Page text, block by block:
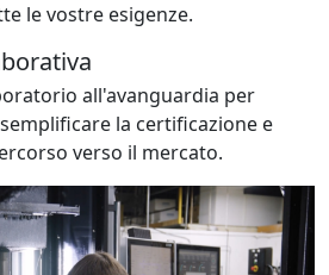
le vostre esigenze.
all'avanguardia per
la certificazione e
verso il mercato.